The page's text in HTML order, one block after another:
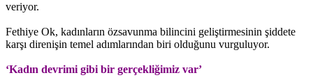
veriyor.
Fethiye Ok, kadınların özsavunma bilincini geliştirmesinin şiddete
karşı direnişin temel adımlarından biri olduğunu vurguluyor.
‘Kadın devrimi gibi bir gerçekliğimiz var’